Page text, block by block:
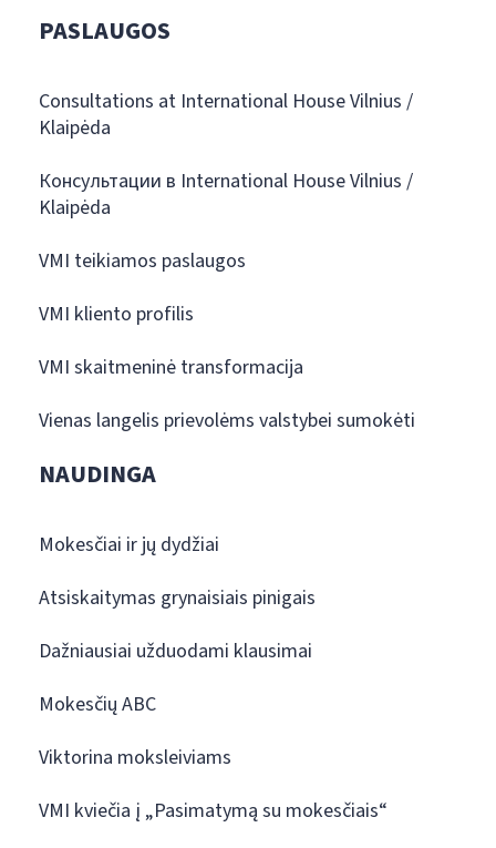
PASLAUGOS
Consultations at International House Vilnius /
Klaipėda
Консультации в International House Vilnius /
Klaipėda
VMI teikiamos paslaugos
VMI kliento profilis
VMI skaitmeninė transformacija
Vienas langelis prievolėms valstybei sumokėti
NAUDINGA
Mokesčiai ir jų dydžiai
Atsiskaitymas grynaisiais pinigais
Dažniausiai užduodami klausimai
Mokesčių ABC
Viktorina moksleiviams
VMI kviečia į „Pasimatymą su mokesčiais“